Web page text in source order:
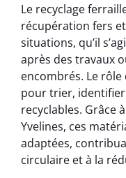
Le recyclage
récupération fers
situations, qu’il
après des travaux
encombrés. Le
pour trier,
recyclables. Grâce
Yvelines, ces
adaptées,
circulaire et à la